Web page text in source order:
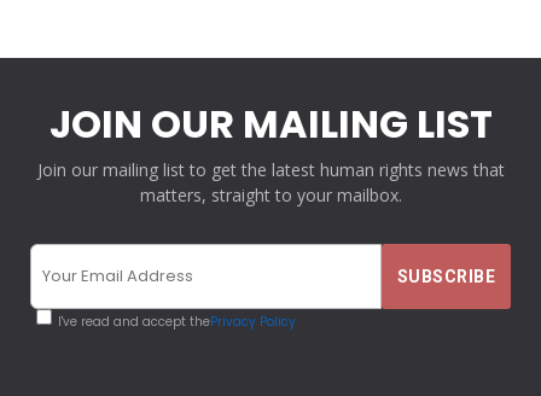
JOIN OUR MAILING LIST
Join our mailing list to get the latest human rights news that
matters, straight to your mailbox.
I've read and accept thePrivacy Policy